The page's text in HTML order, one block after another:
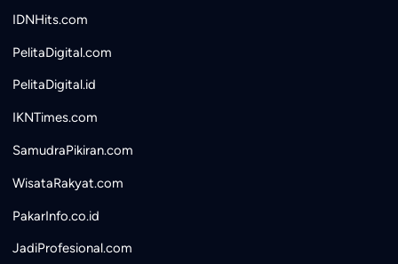
IDNHits.com
PelitaDigital.com
PelitaDigital.id
IKNTimes.com
SamudraPikiran.com
WisataRakyat.com
PakarInfo.co.id
JadiProfesional.com